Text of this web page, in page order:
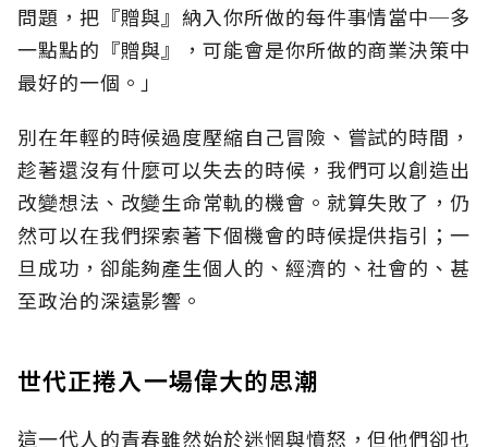
問題，把『贈與』納入你所做的每件事情當中─多
一點點的『贈與』，可能會是你所做的商業決策中
最好的一個。」
別在年輕的時候過度壓縮自己冒險、嘗試的時間，
趁著還沒有什麼可以失去的時候，我們可以創造出
改變想法、改變生命常軌的機會。就算失敗了，仍
然可以在我們探索著下個機會的時候提供指引；一
旦成功，卻能夠產生個人的、經濟的、社會的、甚
至政治的深遠影響。
世代正捲入一場偉大的思潮
這一代人的青春雖然始於迷惘與憤怒，但他們卻也